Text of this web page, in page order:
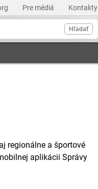
Pre médiá Kontakty
Hľadať
regionálne a športové
aplikácii Správy